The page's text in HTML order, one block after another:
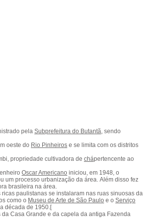
pela Subprefeitura do Butantã, sendo
oeste do Rio Pinheiros e se limita com os distritos
propriedade cultivadora de chápertencente ao
Oscar Americano iniciou, em 1948, o
um processo urbanização da área. Além disso fez
brasileira na área.
paulistanas se instalaram nas ruas sinuosas da
como o Museu de Arte de São Paulo e o Serviço
década de 1950.[
da Casa Grande e da capela da antiga Fazenda